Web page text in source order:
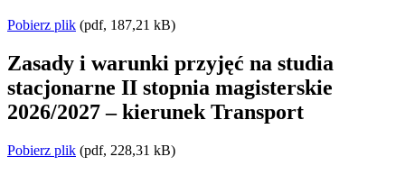
Pobierz plik (pdf, 187,21 kB)
Zasady i warunki przyjęć na studia
stacjonarne II stopnia magisterskie
2026/2027 – kierunek Transport
Pobierz plik (pdf, 228,31 kB)